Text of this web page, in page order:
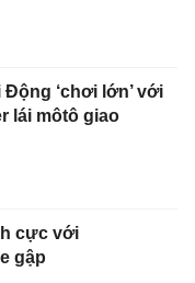
Động ‘chơi lớn’ với
lái môtô giao
cực với
gập